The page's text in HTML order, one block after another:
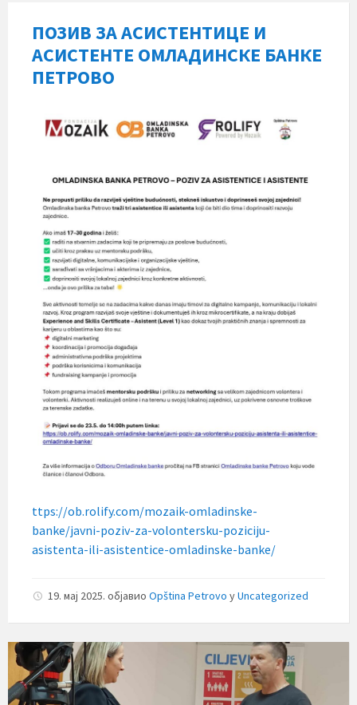
ПОЗИВ ЗА АСИСТЕНТИЦЕ И
АСИСТЕНТЕ ОМЛАДИНСКЕ БАНКЕ
ПЕТРОВО
ttps://ob.rolify.com/mozaik-omladinske-
banke/javni-poziv-za-volontersku-poziciju-
asistenta-ili-asistentice-omladinske-banke/
19. мај 2025. објавио Opština Petrovo уUncategorized